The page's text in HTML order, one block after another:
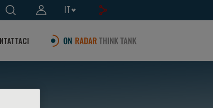
IT